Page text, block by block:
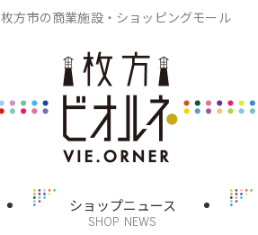
枚方市の商業施設・ショッピングモール
ショップニュース
SHOP NEWS